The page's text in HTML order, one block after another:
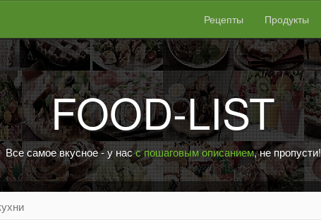
Рецепты Продукты
FOOD-LIST
Все самое вкусное - у насс пошаговым описанием, не пропусти!